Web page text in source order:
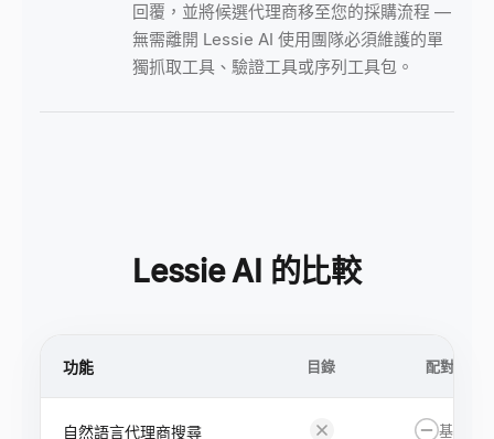
回覆，並將候選代理商移至您的採購流程 —
無需離開 Lessie AI 使用團隊必須維護的單
獨抓取工具、驗證工具或序列工具包。
Lessie AI 的比較
功能 目錄 配對平台
自然語言代理商搜尋 基於標